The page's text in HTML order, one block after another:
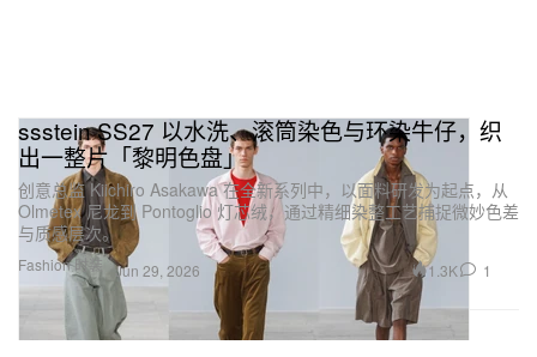
Fashion 时装
ssstein SS27 以水洗、滚筒染色与环染牛仔，织
出一整片「黎明色盘」
创意总监 Kiichiro Asakawa 在全新系列中，以面料研发为起点，从
Olmetex 尼龙到 Pontoglio 灯芯绒，通过精细染整工艺捕捉微妙色差
与质感层次。
Jun 29, 2026 1.3K 1